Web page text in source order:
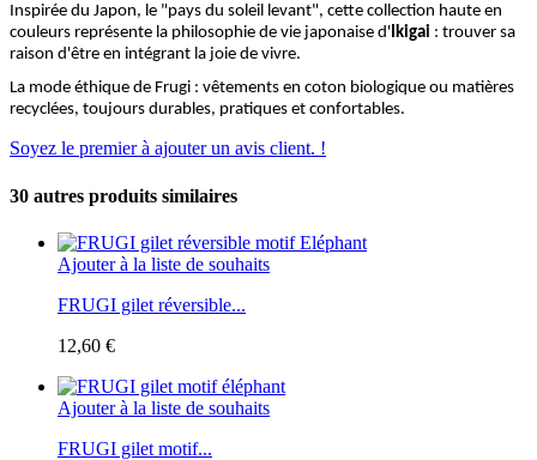
Inspirée du Japon, le "pays du soleil levant", cette collection haute en
couleurs représente la philosophie de vie japonaise d' Ikigai : trouver sa
raison d'être en intégrant la joie de vivre.
La mode éthique de Frugi : vêtements en coton biologique ou matières
recyclées, toujours durables, pratiques et confortables.
Soyez le premier à ajouter un avis client. !
30 autres produits similaires
Ajouter à la liste de souhaits
FRUGI gilet réversible...
12,60 €
Ajouter à la liste de souhaits
FRUGI gilet motif...